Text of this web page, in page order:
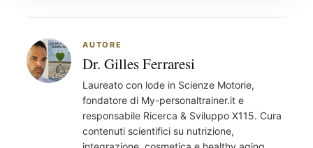
AUTORE
Dr. Gilles Ferraresi
Laureato con lode in Scienze Motorie,
fondatore di My-personaltrainer.it e
responsabile Ricerca & Sviluppo X115. Cura
contenuti scientifici su nutrizione,